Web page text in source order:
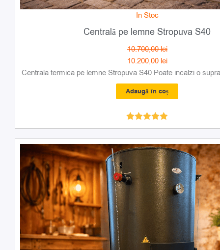
In Stoc
Centrală pe lemne Stropuva S40
10.700,00lei
10.200,00 lei
Centrala termica pe lemne Stropuva S40 Poate incalzi o
Adaugă în coș
Evaluat la
5.00
Prețul
inițial
fost:
10.700,00 lei.
Prețul
curent
este:
10.200,00 lei.